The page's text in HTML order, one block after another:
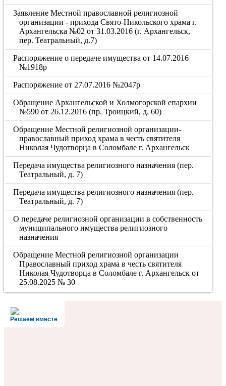
Заявление Местной православной религиозной
организации - прихода Свято-Никольского храма г.
Архангельска №02 от 31.03.2016 (г. Архангельск,
пер. Театральный, д.7)
Распоряжение о передаче имущества от 14.07.2016
№1918р
Распоряжение от 27.07.2016 №2047р
Обращение Архангельской и Холмогорской епархии
№590 от 26.12.2016 (пр. Троицкий, д. 60)
Обращение Местной религиозной организации-
православный приход храма в честь святителя
Николая Чудотворца в Соломбале г. Архангельск
Передача имущества религиозного назначения (пер.
Театральный, д. 7)
Передача имущества религиозного назначения (пер.
Театральный, д. 7)
О передаче религиозной организации в собственность
муниципального имущества религиозного
назначения
Обращение Местной религиозной организации
Православный приход храма в честь святителя
Николая Чудотворца в Соломбале г. Архангельск от
25.08.2025 № 30
Решаем вместе